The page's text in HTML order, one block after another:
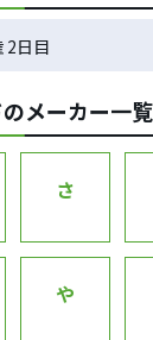
2日目
メーカー一覧
さ
や